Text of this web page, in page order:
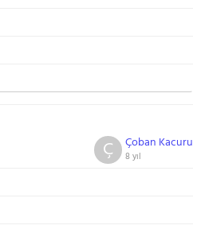
Çoban Kacuru
8 yıl
Ç